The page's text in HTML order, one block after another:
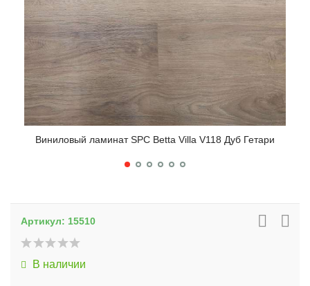
Виниловый ламинат SPC Betta Villa V118 Дуб Гетари
Артикул: 15510
В наличии